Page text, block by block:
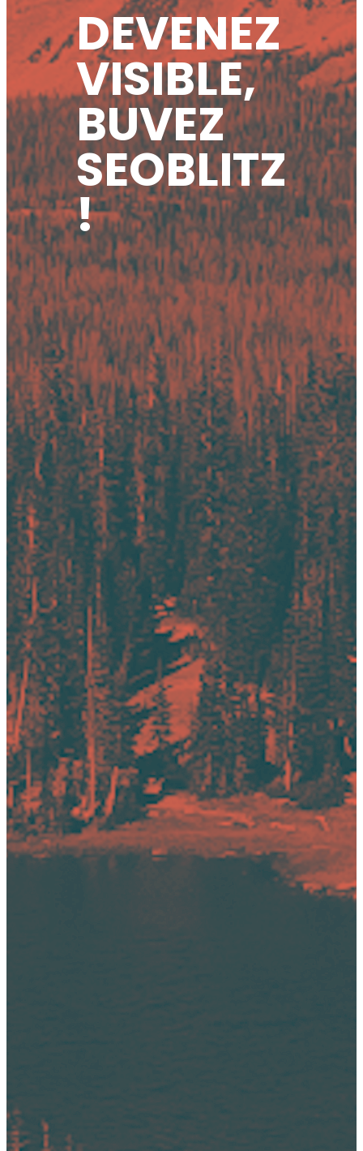
DEVENEZ
VISIBLE,
BUVEZ
SEOBLITZ
!